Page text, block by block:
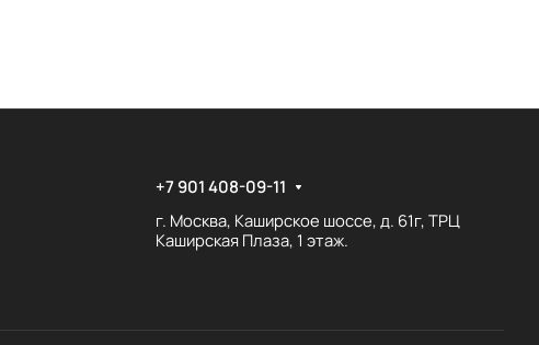
+7 901 408-09-11
г. Москва, Каширское шоссе, д. 61г, ТРЦ
Каширская Плаза, 1 этаж.